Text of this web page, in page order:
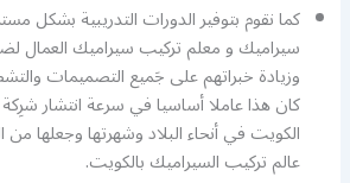
كما نقوم بتوفير الدورات التدريبية بشكل
سيراميك و معلم تركيب سيراميك العمال
وزيادة خبراتهم على جَميع التصميمات
كان هذا عاملا أساسيا في سرعة انتشار
الكويت في أنحاء البلاد وشهرتها وجعلها
عالم تركيب السيراميك بالكويت.